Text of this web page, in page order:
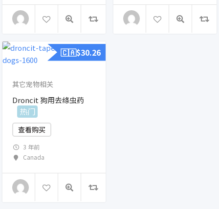
🇨🇦$30.26
其它宠物相关
Droncit 狗用去绦虫药
热门
查看购买
3 年前
Canada